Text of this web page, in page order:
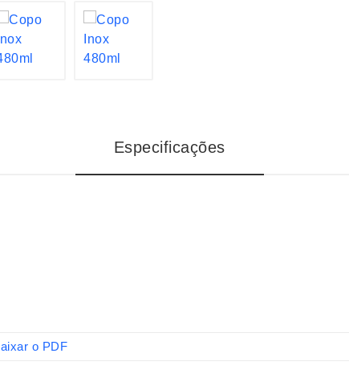
Especificações
o PDF